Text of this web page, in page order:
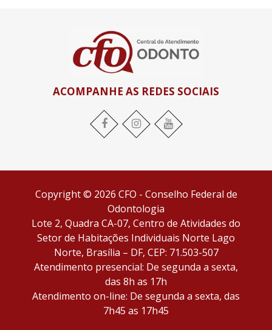
ACOMPANHE AS REDES SOCIAIS
Facebook Instagram YouTube
Copyright © 2026 CFO - Conselho Federal de
Odontologia
Lote 2, Quadra CA-07, Centro de Atividades do
Setor de Habitações Individuais Norte Lago
Norte, Brasília – DF, CEP: 71.503-507
Atendimento presencial: De segunda a sexta,
das 8h as 17h
Atendimento on-line: De segunda a sexta, das
7h45 as 17h45